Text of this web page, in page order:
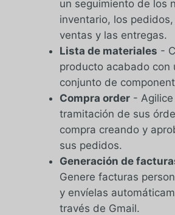
un seguimiento de los
inventario, los pedidos,
ventas y las entregas.
Lista de materiales -
producto acabado con
conjunto de
Compra order- Agilice
tramitación de sus
compra creando y
sus pedidos.
Generación de
Genere facturas
y envíelas
través de Gmail.